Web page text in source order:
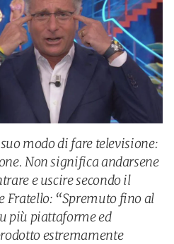
modo di fare televisione:
Non significa andarsene
e uscire secondo il
Fratello: “Spremuto fino al
più piattaforme ed
estremamente